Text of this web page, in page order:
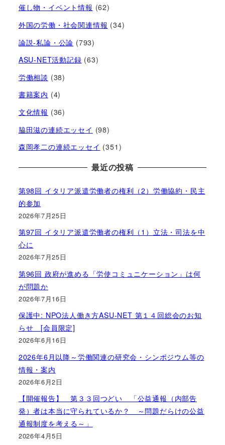
催し物・イベント情報 (62)
外国の労働・社会関連情報 (34)
論説-私論・公論 (793)
ASU-NET活動記録 (63)
労働相談 (38)
書籍案内 (4)
文化情報 (36)
脇田滋の連続エッセイ (98)
森岡孝二の連続エッセイ (351)
最近の投稿
第98回 イタリア派遣労働者の権利（2）労働協約・民主
的参加
2026年7月25日
第97回 イタリア派遣労働者の権利（1）立法・司法を中
心に
2026年7月25日
第96回 政府が進める「労使コミュニケーション」は何
が問題か
2026年7月16日
保護中: NPO法人働き方ASU-NET 第１４回総会のお知
らせ [会員限定]
2026年6月16日
2026年6月以降～労働関連の研究会・シンポジウム等の
情報・案内
2026年6月2日
【開催報告】 第３３回つどい 「公益通報（内部告
発）者は本当に守られているか？ ～問題だらけの公益
通報制度を考える～」
2026年4月5日